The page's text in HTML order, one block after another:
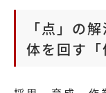
「点」の
体を回す